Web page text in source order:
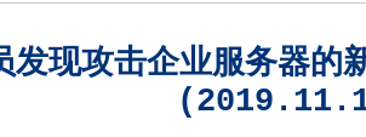
发现攻击企业服务器